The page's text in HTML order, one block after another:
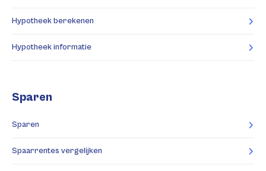
Hypotheek berekenen
Hypotheek informatie
Sparen
Sparen
Spaarrentes vergelijken